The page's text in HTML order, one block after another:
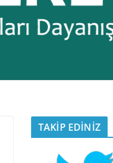
TAKİP EDİNİZ